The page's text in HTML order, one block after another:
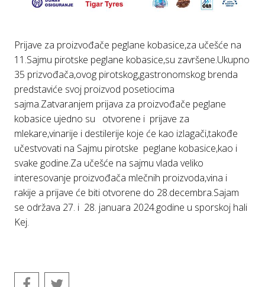
Prijave za proizvođače peglane kobasice,za učešće na
11.Sajmu pirotske peglane kobasice,su završene.Ukupno
35 prizvođača,ovog pirotskog,gastronomskog brenda
predstaviće svoj proizvod posetiocima
sajma.Zatvaranjem prijava za proizvođače peglane
kobasice ujedno su otvorene i prijave za
mlekare,vinarije i destilerije koje će kao izlagači,takođe
učestvovati na Sajmu pirotske peglane kobasice,kao i
svake godine.Za učešće na sajmu vlada veliko
interesovanje proizvođača mlečnih proizvoda,vina i
rakije a prijave će biti otvorene do 28.decembra.Sajam
se održava 27. i 28. januara 2024.godine u sporskoj hali
Kej.